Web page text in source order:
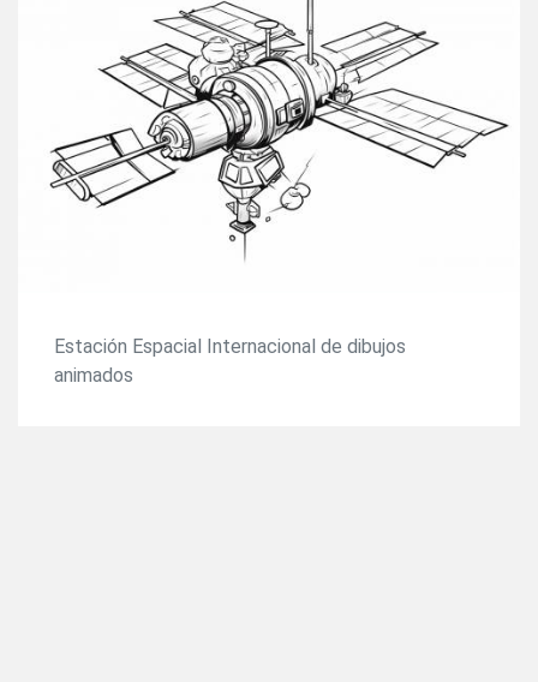
Estación Espacial Internacional de dibujos
animados